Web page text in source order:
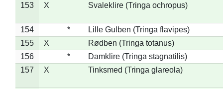
153
X Svaleklire (Tringa ochropus)
154 *
Lille Gulben (Tringa flavipes)
155
X
Rødben (Tringa totanus)
156
*
Damklire (Tringa stagnatilis)
157
X Tinksmed (Tringa glareola)